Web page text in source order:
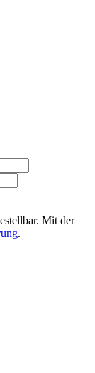
Mit der
.